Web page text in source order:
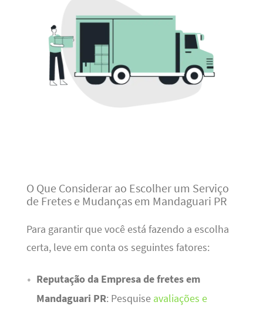
O Que Considerar ao Escolher um Serviço
de Fretes e Mudanças em Mandaguari PR
Para garantir que você está fazendo a escolha
certa, leve em conta os seguintes fatores:
Reputação da Empresa de fretes em
Mandaguari PR: Pesquise avaliações e